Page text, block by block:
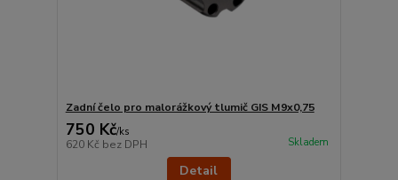
Zadní čelo pro malorážkový tlumič GIS M9x0,75
750 Kč/ks
620 Kč bez DPH Skladem
Detail